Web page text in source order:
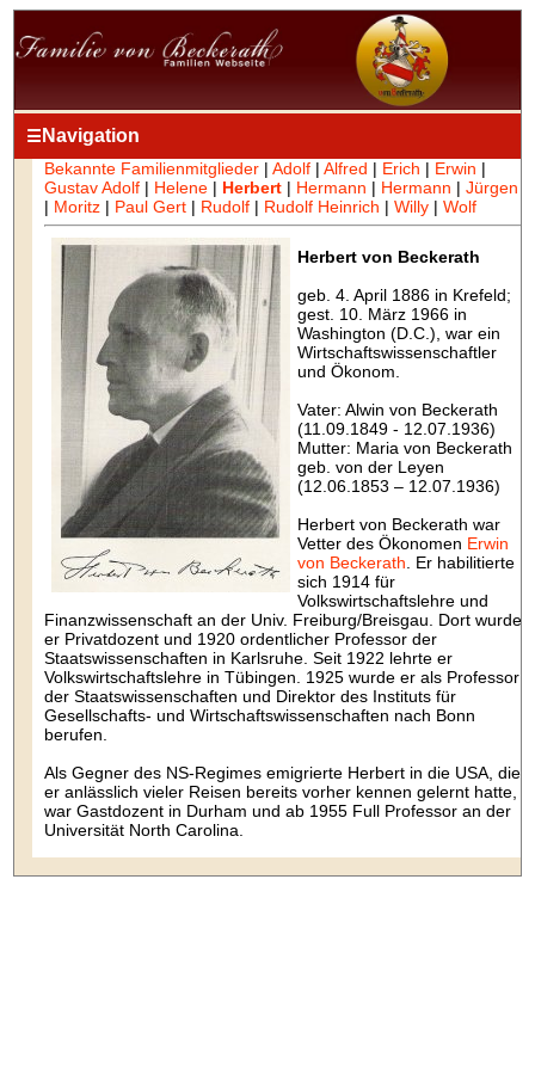
☰ Navigation
Bekannte Familienmitglieder |Adolf |Alfred | Erich | Erwin |
Gustav Adolf | Helene | Herbert | Hermann | Hermann |Jürgen
| Moritz | Paul Gert | Rudolf | Rudolf Heinrich |Willy |Wolf
Herbert von Beckerath
geb. 4. April 1886 in Krefeld;
gest. 10. März 1966 in
Washington (D.C.), war ein
Wirtschaftswissenschaftler
und Ökonom.
Vater: Alwin von Beckerath
(11.09.1849 - 12.07.1936)
Mutter: Maria von Beckerath
geb. von der Leyen
(12.06.1853 – 12.07.1936)
Herbert von Beckerath war
Vetter des Ökonomen Erwin
von Beckerath. Er habilitierte
sich 1914 für
Volkswirtschaftslehre und
Finanzwissenschaft an der Univ. Freiburg/Breisgau. Dort wurde
er Privatdozent und 1920 ordentlicher Professor der
Staatswissenschaften in Karlsruhe. Seit 1922 lehrte er
Volkswirtschaftslehre in Tübingen. 1925 wurde er als Professor
der Staatswissenschaften und Direktor des Instituts für
Gesellschafts- und Wirtschaftswissenschaften nach Bonn
berufen.
Als Gegner des NS-Regimes emigrierte Herbert in die USA, die
er anlässlich vieler Reisen bereits vorher kennen gelernt hatte,
war Gastdozent in Durham und ab 1955 Full Professor an der
Universität North Carolina.